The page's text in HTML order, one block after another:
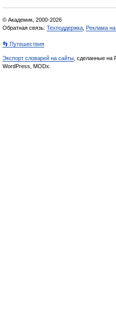
© Академик, 2000-2026
Обратная связь: Техподдержка Реклама
👣 Путешествия
Экспорт словарей на сайты , сделанные на
WordPress, MODx.